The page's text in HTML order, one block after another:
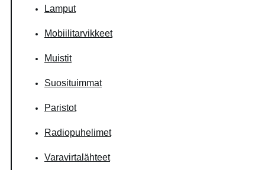
Lamput
Mobiilitarvikkeet
Muistit
Suosituimmat
Paristot
Radiopuhelimet
Varavirtalähteet